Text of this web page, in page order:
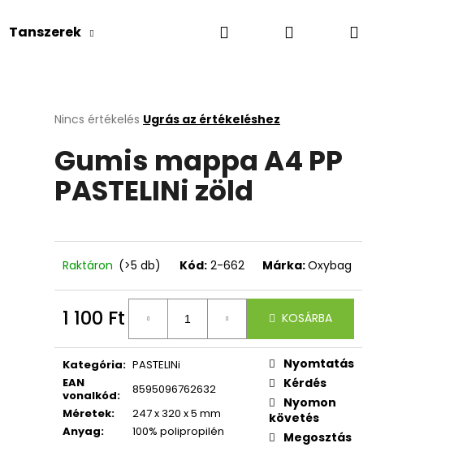
Tanszerek KeresésBejelentkezés
Kosár
A
átlagos
értékelése
5-
ből
Nincs értékelés Ugrás az értékeléshez
Gumis mappa A4 PP
PASTELINi zöld
Raktáron (>5 db) Kód: 2-662 Márka:Oxybag
1 100 Ft KOSÁRBA
Kategória: PASTELINi
EAN
vonalkód:
8595096762632
Méretek:
247 x 320 x 5 mm
Anyag: 100% polipropilén
Nyomtatás
Kérdés
Nyomon
követés
Megosztás
Következő
DIÁK HÁTIZSÁK OXY ZERO GREY